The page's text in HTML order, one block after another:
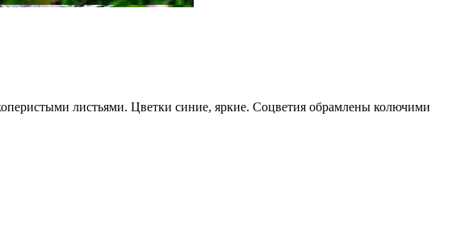
листьями. Цветки синие, яркие. Соцветия обрамлены колючими